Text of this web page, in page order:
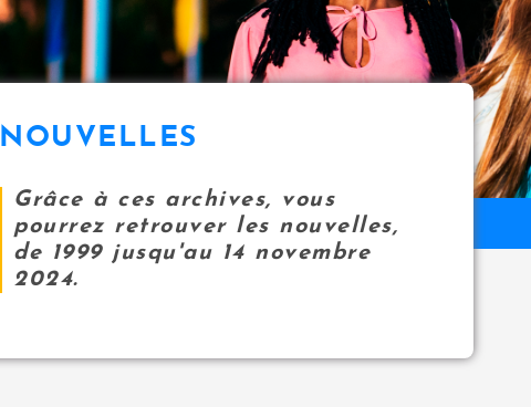
NOUVELLES
Grâce à ces archives, vous
pourrez retrouver les nouvelles,
de 1999 jusqu'au 14 novembre
2024.